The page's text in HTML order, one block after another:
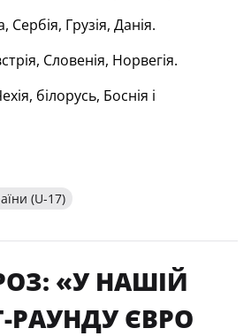
Сербія, Грузія, Данія.
Словенія, Норвегія.
білорусь, Боснія і
(U-17)
«У НАШІЙ
РАУНДУ ЄВРО